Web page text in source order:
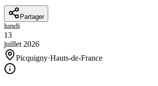
Partager
lundi
13
juillet 2026
Picquigny·Hauts-de-France